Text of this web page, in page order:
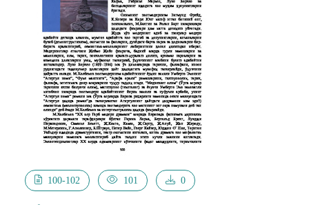
ориентирующих ценностях.
100-102 101 0